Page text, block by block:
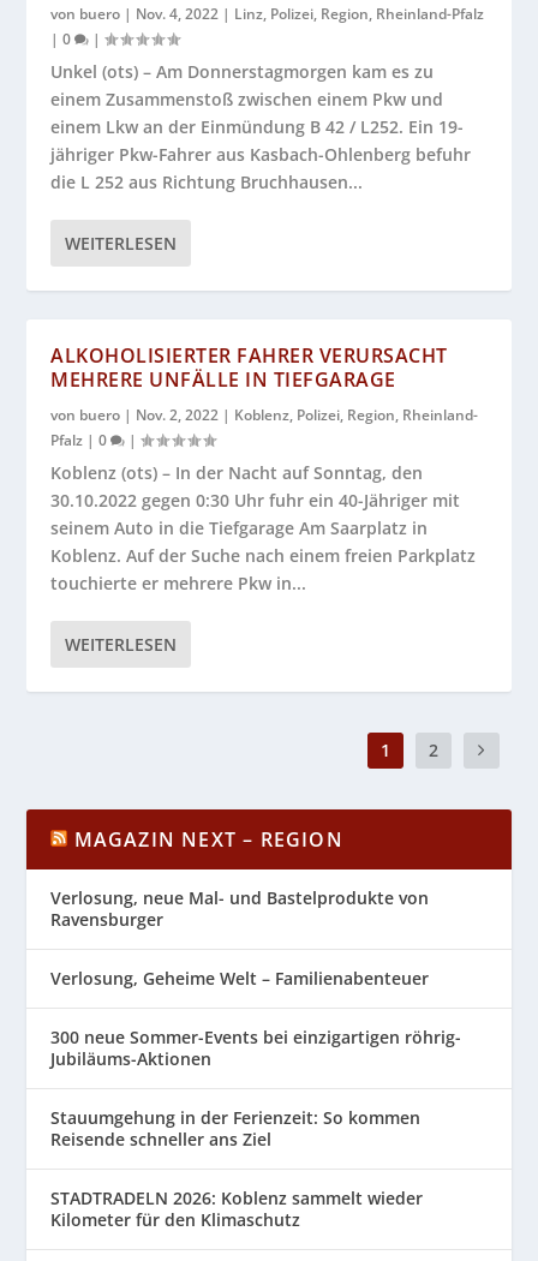
von buero | Nov. 4, 2022 | Linz, Polizei, Region, Rheinland-Pfalz
|0 |
Unkel (ots) – Am Donnerstagmorgen kam es zu
einem Zusammenstoß zwischen einem Pkw und
einem Lkw an der Einmündung B 42 / L252. Ein 19-
jähriger Pkw-Fahrer aus Kasbach-Ohlenberg befuhr
die L 252 aus Richtung Bruchhausen...
WEITERLESEN
ALKOHOLISIERTER FAHRER VERURSACHT
MEHRERE UNFÄLLE IN TIEFGARAGE
von buero | Nov. 2, 2022 | Koblenz, Polizei, Region, Rheinland-
Pfalz |0 |
Koblenz (ots) – In der Nacht auf Sonntag, den
30.10.2022 gegen 0:30 Uhr fuhr ein 40-Jähriger mit
seinem Auto in die Tiefgarage Am Saarplatz in
Koblenz. Auf der Suche nach einem freien Parkplatz
touchierte er mehrere Pkw in...
WEITERLESEN
1 2
MAGAZIN NEXT – REGION
Verlosung, neue Mal- und Bastelprodukte von
Ravensburger
Verlosung, Geheime Welt – Familienabenteuer
300 neue Sommer-Events bei einzigartigen röhrig-
Jubiläums-Aktionen
Stauumgehung in der Ferienzeit: So kommen
Reisende schneller ans Ziel
STADTRADELN 2026: Koblenz sammelt wieder
Kilometer für den Klimaschutz